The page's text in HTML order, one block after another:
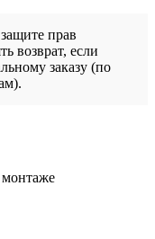
прав
возврат, если
заказу (по